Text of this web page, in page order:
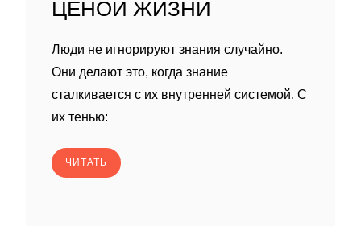
ЦЕНОЙ ЖИЗНИ
Люди не игнорируют знания случайно.
Они делают это, когда знание
сталкивается с их внутренней системой. С
их тенью:
ЧИТАТЬ